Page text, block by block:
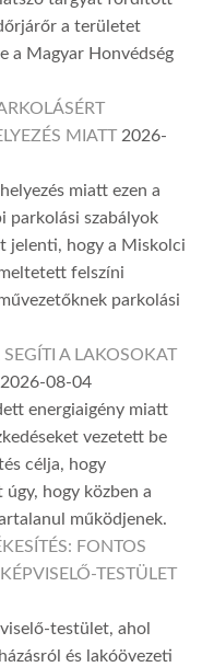
a területet
a Magyar Honvédség
MIATT 2026-
miatt ezen a
parkolási szabályok
jelenti, hogy a Miskolci
felszíni
parkolási
SEGÍTI A LAKOSOKAT
2026-08-04
energiaigény miatt
vezetett be
célja, hogy
hogy közben a
működjenek.
FONTOS
TESTÜLET
testület, ahol
és lakóövezeti